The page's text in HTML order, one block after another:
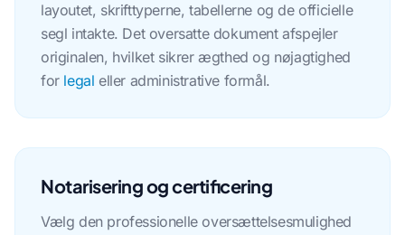
layoutet, skrifttyperne, tabellerne og de officielle
segl intakte. Det oversatte dokument afspejler
originalen, hvilket sikrer ægthed og nøjagtighed
for legal eller administrative formål.
Notarisering og certificering
Vælg den professionelle oversættelsesmulighed